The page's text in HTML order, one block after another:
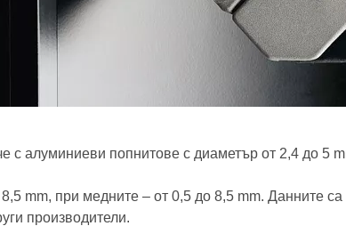
с алуминиеви попнитове с диаметър от 2,4 до 5
mm, при медните – от 0,5 до 8,5 mm. Данните
производители.